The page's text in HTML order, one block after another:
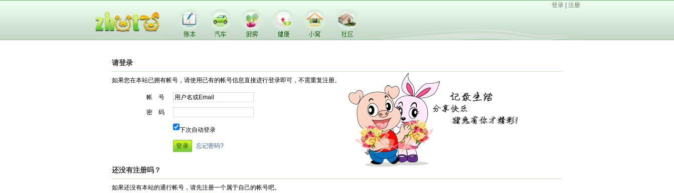
登录 注册
请登录
如果您在本站已拥有帐号，请使用已有的帐号信息直接进行登录即可，不需重复注册。
帐 号
密 码
下次自动登录
忘记密码?
还没有注册吗？
如果还没有本站的通行帐号，请先注册一个属于自己的帐号吧。